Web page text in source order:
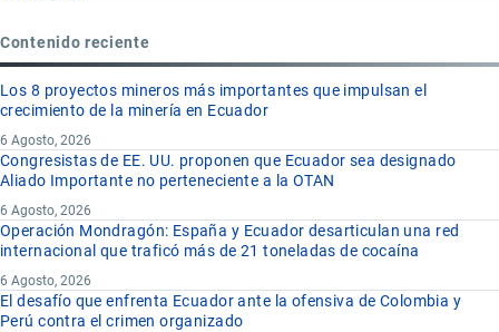
Contenido reciente
Los 8 proyectos mineros más importantes que impulsan el
crecimiento de la minería en Ecuador
6 Agosto, 2026
Congresistas de EE. UU. proponen que Ecuador sea designado
Aliado Importante no perteneciente a la OTAN
6 Agosto, 2026
Operación Mondragón: España y Ecuador desarticulan una red
internacional que traficó más de 21 toneladas de cocaína
6 Agosto, 2026
El desafío que enfrenta Ecuador ante la ofensiva de Colombia y
Perú contra el crimen organizado